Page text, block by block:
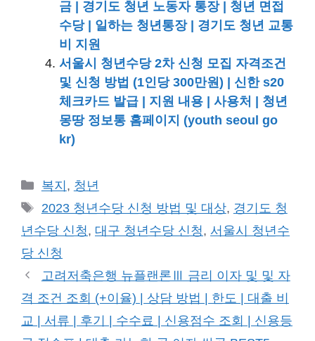
금 | 경기도 청년 노동자 통장 | 청년 면접
수당 | 일하는 청년통장 | 경기도 청년 교통
비 지원
서울시 청년수당 2차 신청 모집 자격조건
및 신청 방법 (1인당 300만원) | 신한 s20
체크카드 발급 | 지원 내용 | 사용처 | 청년
몽땅 정보통 홈페이지 (youth seoul go
kr)
카
테
리
복지 , 청년
태
그
2023 청년수당 신청 방법 및 대상, 경기도 청
년수당 신청, 대구 청년수당 신청, 서울시 청년수
당 신청
고려저축은행 뉴플랜론Ⅲ 금리 이자 및 및 자
격 조건 조회 (+이율) | 상담 방법 | 한도 | 대출 비
교 | 서류 | 후기 | 수수료 | 신용점수 조회 | 신용등